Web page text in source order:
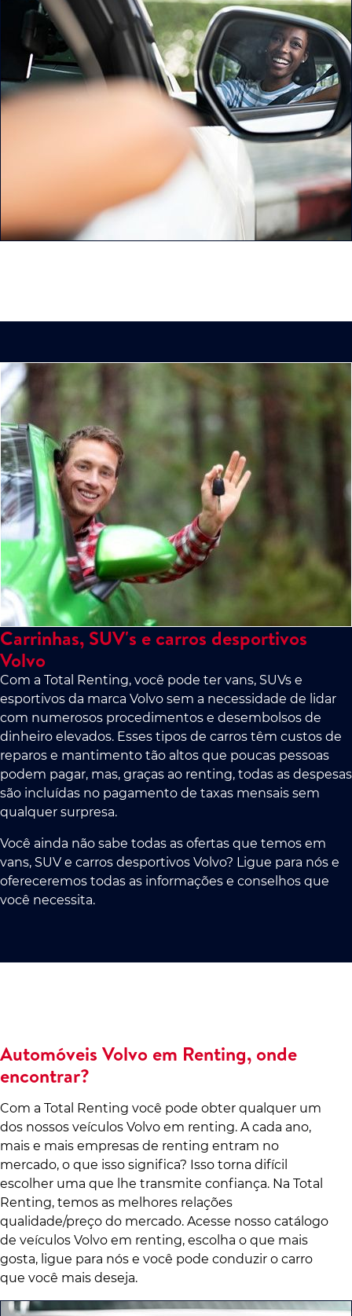
Carrinhas, SUV's e carros desportivos
Volvo
Com a Total Renting, você pode ter vans, SUVs e
esportivos da marca Volvo sem a necessidade de lidar
com numerosos procedimentos e desembolsos de
dinheiro elevados. Esses tipos de carros têm custos de
reparos e mantimento tão altos que poucas pessoas
podem pagar, mas, graças ao renting, todas as despesas
são incluídas no pagamento de taxas mensais sem
qualquer surpresa.
Você ainda não sabe todas as ofertas que temos em
vans, SUV e carros desportivos Volvo? Ligue para nós e
ofereceremos todas as informações e conselhos que
você necessita.
Automóveis Volvo em Renting, onde
encontrar?
Com a Total Renting você pode obter qualquer um
dos nossos veículos Volvo em renting. A cada ano,
mais e mais empresas de renting entram no
mercado, o que isso significa? Isso torna difícil
escolher uma que lhe transmite confiança. Na Total
Renting, temos as melhores relações
qualidade/preço do mercado. Acesse nosso catálogo
de veículos Volvo em renting, escolha o que mais
gosta, ligue para nós e você pode conduzir o carro
que você mais deseja.